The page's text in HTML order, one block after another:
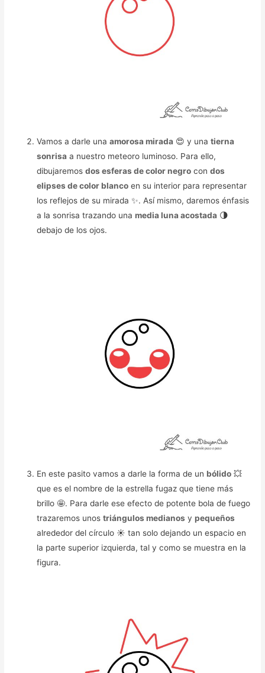
Vamos a darle unaamorosa mirada 😍 y unatierna
sonrisa a nuestro meteoro luminoso. Para ello,
dibujaremosdos esferas de color negro condos
elipses de color blanco en su interior para representar
los reflejos de su mirada ✨. Así mismo, daremos énfasis
a la sonrisa trazando unamedia luna acostada 🌗
debajo de los ojos.
En este pasito vamos a darle la forma de un bólido 💥
que es el nombre de la estrella fugaz que tiene más
brillo 🤩. Para darle ese efecto de potente bola de fuego
trazaremos unostriángulos medianos ypequeños
alrededor del círculo ☀️ tan solo dejando un espacio en
la parte superior izquierda, tal y como se muestra en la
figura.